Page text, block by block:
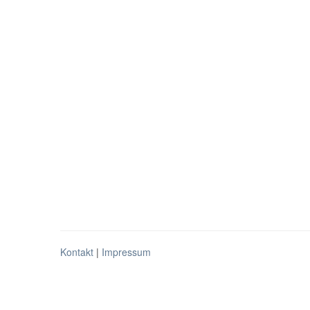
Kontakt | Impressum